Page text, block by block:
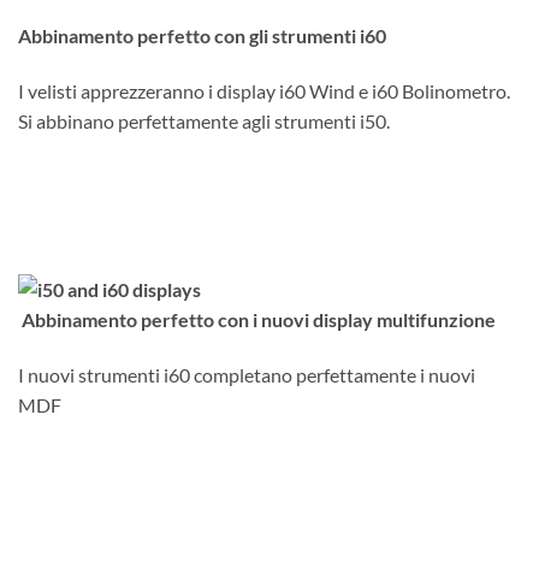
Abbinamento perfetto con gli strumenti i60
I velisti apprezzeranno i display i60 Wind e i60 Bolinometro.
Si abbinano perfettamente agli strumenti i50.
Abbinamento perfetto con i nuovi display multifunzione
I nuovi strumenti i60 completano perfettamente i nuovi
MDF